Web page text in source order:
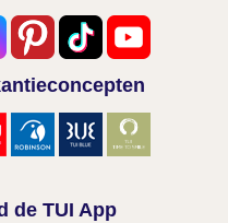
de TUI App